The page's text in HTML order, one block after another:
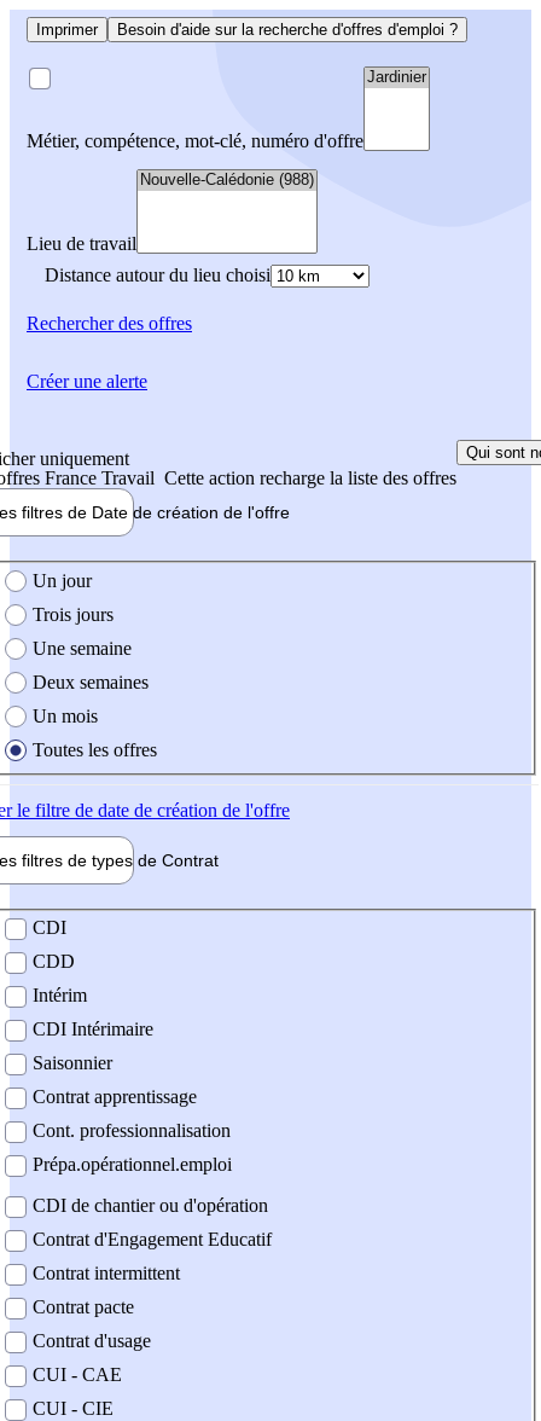
Imprimer Besoin d'aide sur la recherche d'offres d'emploi ?
Métier, compétence, mot-clé, numéro d'offre
Lieu de travail
Distance autour du lieu choisi
Rechercherdes offres
uniquement
France Travail Cette action recharge la liste des offres
Qui sont
filtres de Date de création de l'offre
création de l'offre
Un jour
Trois jours
Une semaine
Deux semaines
Un mois
Toutes les offres
le filtre de date de création de l'offre
filtres de types de Contrat
contrat
CDI
CDD
Intérim
CDI Intérimaire
Saisonnier
Contrat apprentissage
Cont. professionnalisation
Prépa.opérationnel.emploi
CDI de chantier ou d'opération
Contrat d'Engagement Educatif
Contrat intermittent
Contrat pacte
Contrat d'usage
CUI - CAE
CUI - CIE
Créer une alerte